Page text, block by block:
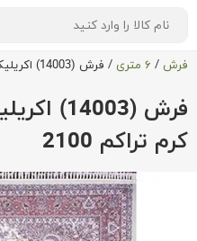
فرش / ۶ متری / فرش (14003) اکریلیک 8 رنگ 700 شانه کرم تراکم 2100
کرم تراکم 2100